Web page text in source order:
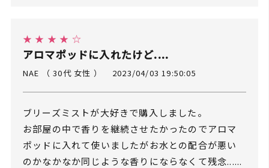
★ ★ ★ ★ ☆
アロマポッドに入れたけど....
NAE （ 30代 女性 ） 2023/04/03 19:50:05
ブリーズミストが大好きで購入しました。
お部屋の中で香りを継続させたかったのでアロマ
ポッドに入れて使いましたがお水との配合が悪い
のかなかなか同じような香りにならなくて残念......